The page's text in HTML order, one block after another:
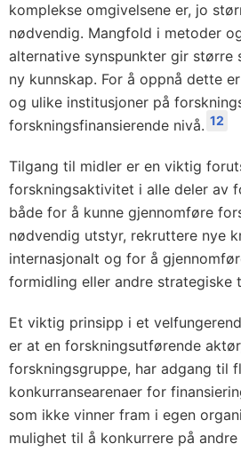
komplekse omgivelsene er, jo
nødvendig. Mangfold i metoder
alternative synspunkter gir større
ny kunnskap. For å oppnå dette
og ulike institusjoner på
forskningsfinansierende nivå. 12
Tilgang til midler er en viktig
forskningsaktivitet i alle deler av
både for å kunne gjennomføre
nødvendig utstyr, rekruttere nye
internasjonalt og for å
formidling eller andre strategiske
Et viktig prinsipp i et
er at en forskningsutførende
forskningsgruppe, har adgang til
konkurransearenaer for
som ikke vinner fram i egen
mulighet til å konkurrere på andre